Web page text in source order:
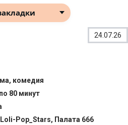
24.07.26
комедия
80 минут
Pop_Stars, Палата 666